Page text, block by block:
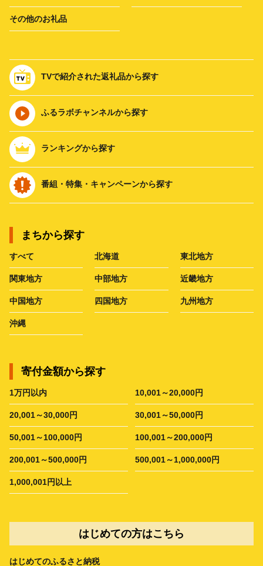
その他のお礼品
TVで紹介された返礼品から探す
ふるラボチャンネルから探す
ランキングから探す
番組・特集・キャンペーンから探す
まちから探す
すべて 北海道 東北地方
関東地方 中部地方 近畿地方
中国地方 四国地方 九州地方
沖縄
寄付金額から探す
1万円以内 10,001～20,000円
20,001～30,000円 30,001～50,000円
50,001～100,000円 100,001～200,000円
200,001～500,000円 500,001～1,000,000円
1,000,001円以上
はじめての方はこちら
はじめてのふるさと納税